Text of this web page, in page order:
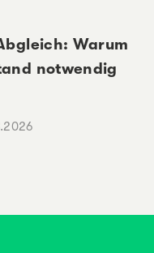
Warum
notwendig